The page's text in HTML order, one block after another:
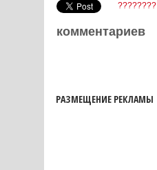
????????
комментариев
РАЗМЕЩЕНИЕ РЕКЛАМЫ